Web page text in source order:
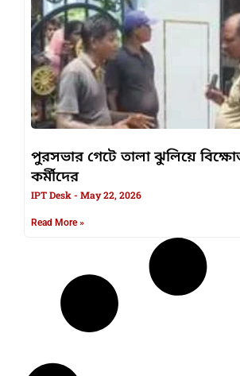
পুরসভার গেটে তালা ঝুলিয়ে
কর্মীদের
IPT Desk May 22, 2026
Read More »